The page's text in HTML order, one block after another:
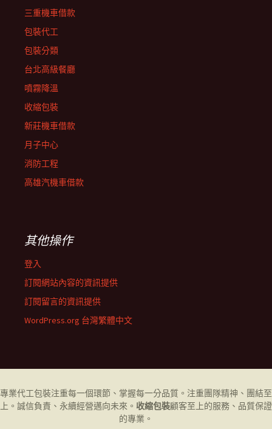
三重機車借款
包裝代工
包裝分類
台北高級餐廳
噴霧降溫
收縮包裝
新莊機車借款
月子中心
消防工程
高雄汽機車借款
其他操作
登入
訂閱網站內容的資訊提供
訂閱留言的資訊提供
WordPress.org 台灣繁體中文
專業代工包裝注重每一個環節、掌握每一分品質。注重團隊精神、團結至
上。誠信負責、永續經營邁向未來。 收縮包裝顧客至上的服務、品質保證
的專業。